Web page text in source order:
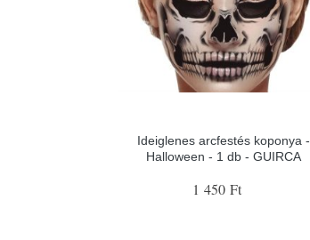
Ideiglenes arcfestés koponya -
Halloween - 1 db - GUIRCA
1 450 Ft